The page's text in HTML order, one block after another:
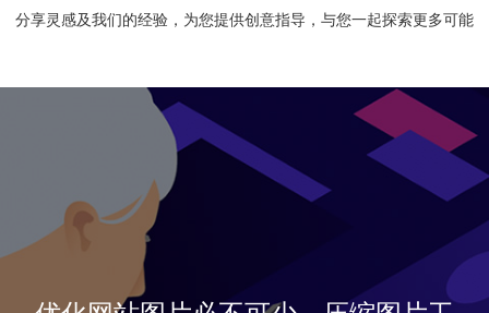
分享灵感及我们的经验，为您提供创意指导，与您一起探索更多可能